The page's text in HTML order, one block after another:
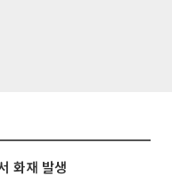
화재 발생